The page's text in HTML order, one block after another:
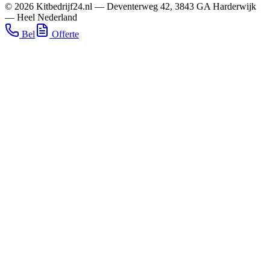
© 2026 Kitbedrijf24.nl — Deventerweg 42, 3843 GA Harderwijk
— Heel Nederland
Bel
Offerte